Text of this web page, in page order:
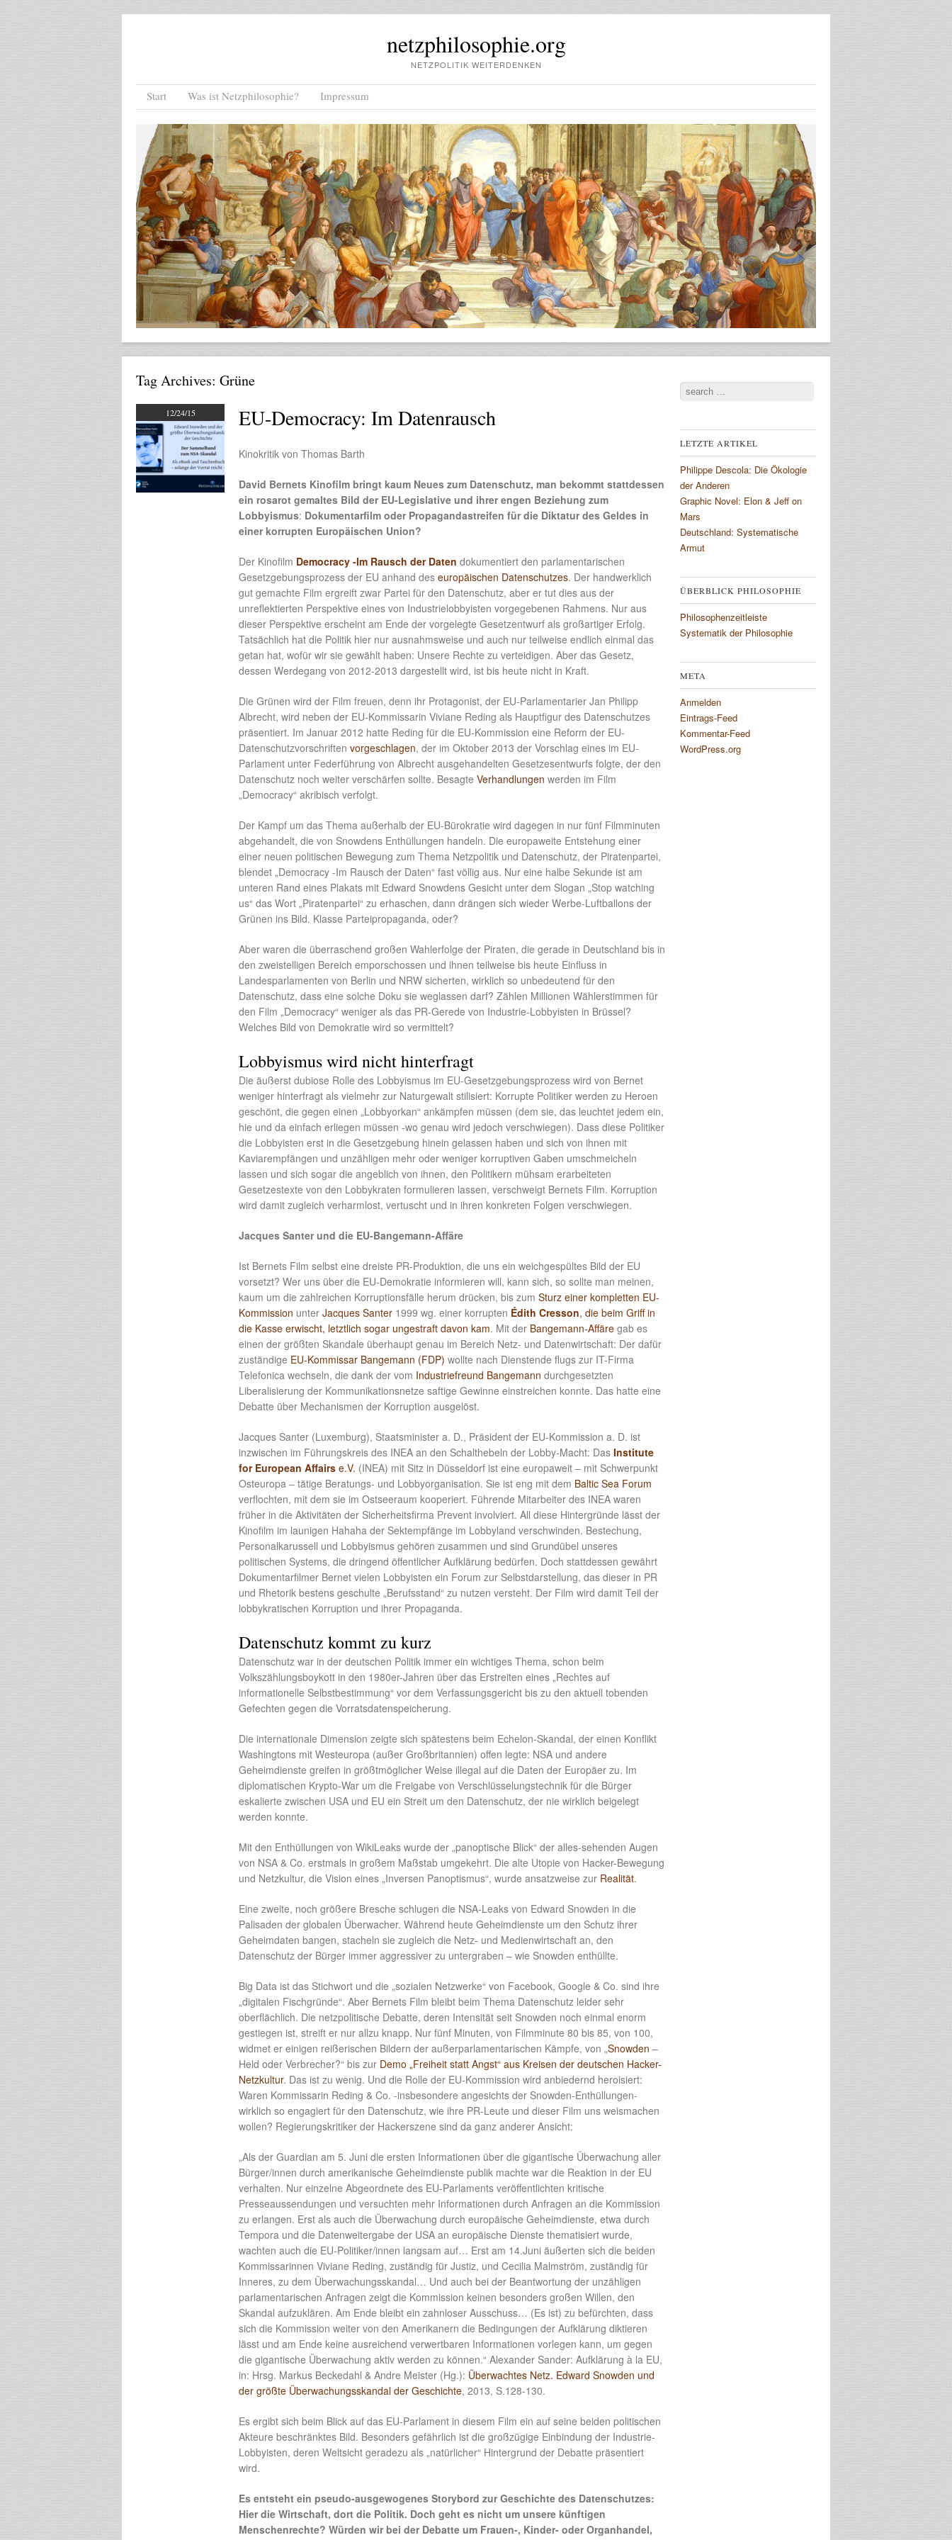
netzphilosophie.org
NETZPOLITIK WEITERDENKEN
Menu
Skip to content
Start Was ist Netzphilosophie? Impressum
Tag Archives: Grüne
12/24/15 EU-Democracy: Im Datenrausch
Kinokritik von Thomas Barth
David Bernets Kinofilm bringt kaum Neues zum Datenschutz, man bekommt stattdessen
ein rosarot gemaltes Bild der EU-Legislative und ihrer engen Beziehung zum
Lobbyismus: Dokumentarfilm oder Propagandastreifen für die Diktatur des Geldes in
einer korrupten Europäischen Union?
Der Kinofilm Democracy -Im Rausch der Daten dokumentiert den parlamentarischen
Gesetzgebungsprozess der EU anhand des europäischen Datenschutzes. Der handwerklich
gut gemachte Film ergreift zwar Partei für den Datenschutz, aber er tut dies aus der
unreflektierten Perspektive eines von Industrielobbyisten vorgegebenen Rahmens. Nur aus
dieser Perspektive erscheint am Ende der vorgelegte Gesetzentwurf als großartiger Erfolg.
Tatsächlich hat die Politik hier nur ausnahmsweise und auch nur teilweise endlich einmal das
getan hat, wofür wir sie gewählt haben: Unsere Rechte zu verteidigen. Aber das Gesetz,
dessen Werdegang von 2012-2013 dargestellt wird, ist bis heute nicht in Kraft.
Die Grünen wird der Film freuen, denn ihr Protagonist, der EU-Parlamentarier Jan Philipp
Albrecht, wird neben der EU-Kommissarin Viviane Reding als Hauptfigur des Datenschutzes
präsentiert. Im Januar 2012 hatte Reding für die EU-Kommission eine Reform der EU-
Datenschutzvorschriften vorgeschlagen, der im Oktober 2013 der Vorschlag eines im EU-
Parlament unter Federführung von Albrecht ausgehandelten Gesetzesentwurfs folgte, der den
Datenschutz noch weiter verschärfen sollte. Besagte Verhandlungen werden im Film
„Democracy“ akribisch verfolgt.
Der Kampf um das Thema außerhalb der EU-Bürokratie wird dagegen in nur fünf Filmminuten
abgehandelt, die von Snowdens Enthüllungen handeln. Die europaweite Entstehung einer
einer neuen politischen Bewegung zum Thema Netzpolitik und Datenschutz, der Piratenpartei,
blendet „Democracy -Im Rausch der Daten“ fast völlig aus. Nur eine halbe Sekunde ist am
unteren Rand eines Plakats mit Edward Snowdens Gesicht unter dem Slogan „Stop watching
us“ das Wort „Piratenpartei“ zu erhaschen, dann drängen sich wieder Werbe-Luftballons der
Grünen ins Bild. Klasse Parteipropaganda, oder?
Aber waren die überraschend großen Wahlerfolge der Piraten, die gerade in Deutschland bis in
den zweistelligen Bereich emporschossen und ihnen teilweise bis heute Einfluss in
Landesparlamenten von Berlin und NRW sicherten, wirklich so unbedeutend für den
Datenschutz, dass eine solche Doku sie weglassen darf? Zählen Millionen Wählerstimmen für
den Film „Democracy“ weniger als das PR-Gerede von Industrie-Lobbyisten in Brüssel?
Welches Bild von Demokratie wird so vermittelt?
Lobbyismus wird nicht hinterfragt
Die äußerst dubiose Rolle des Lobbyismus im EU-Gesetzgebungsprozess wird von Bernet
weniger hinterfragt als vielmehr zur Naturgewalt stilisiert: Korrupte Politiker werden zu Heroen
geschönt, die gegen einen „Lobbyorkan“ ankämpfen müssen (dem sie, das leuchtet jedem ein,
hie und da einfach erliegen müssen -wo genau wird jedoch verschwiegen). Dass diese Politiker
die Lobbyisten erst in die Gesetzgebung hinein gelassen haben und sich von ihnen mit
Kaviarempfängen und unzähligen mehr oder weniger korruptiven Gaben umschmeicheln
lassen und sich sogar die angeblich von ihnen, den Politikern mühsam erarbeiteten
Gesetzestexte von den Lobbykraten formulieren lassen, verschweigt Bernets Film. Korruption
wird damit zugleich verharmlost, vertuscht und in ihren konkreten Folgen verschwiegen.
Jacques Santer und die EU-Bangemann-Affäre
Ist Bernets Film selbst eine dreiste PR-Produktion, die uns ein weichgespültes Bild der EU
vorsetzt? Wer uns über die EU-Demokratie informieren will, kann sich, so sollte man meinen,
kaum um die zahlreichen Korruptionsfälle herum drücken, bis zum Sturz einer kompletten EU-
Kommission unter Jacques Santer 1999 wg. einer korrupten Édith Cresson, die beim Griff in
die Kasse erwischt, letztlich sogar ungestraft davon kam. Mit der Bangemann-Affäre gab es
einen der größten Skandale überhaupt genau im Bereich Netz- und Datenwirtschaft: Der dafür
zuständige EU-Kommissar Bangemann (FDP) wollte nach Dienstende flugs zur IT-Firma
Telefonica wechseln, die dank der vom Industriefreund Bangemann durchgesetzten
Liberalisierung der Kommunikationsnetze saftige Gewinne einstreichen konnte. Das hatte eine
Debatte über Mechanismen der Korruption ausgelöst.
Jacques Santer (Luxemburg), Staatsminister a. D., Präsident der EU-Kommission a. D. ist
inzwischen im Führungskreis des INEA an den Schalthebeln der Lobby-Macht: Das Institute
for European Affairs e.V. (INEA) mit Sitz in Düsseldorf ist eine europaweit – mit Schwerpunkt
Osteuropa – tätige Beratungs- und Lobbyorganisation. Sie ist eng mit dem Baltic Sea Forum
verflochten, mit dem sie im Ostseeraum kooperiert. Führende Mitarbeiter des INEA waren
früher in die Aktivitäten der Sicherheitsfirma Prevent involviert. All diese Hintergründe lässt der
Kinofilm im launigen Hahaha der Sektempfänge im Lobbyland verschwinden. Bestechung,
Personalkarussell und Lobbyismus gehören zusammen und sind Grundübel unseres
politischen Systems, die dringend öffentlicher Aufklärung bedürfen. Doch stattdessen gewährt
Dokumentarfilmer Bernet vielen Lobbyisten ein Forum zur Selbstdarstellung, das dieser in PR
und Rhetorik bestens geschulte „Berufsstand“ zu nutzen versteht. Der Film wird damit Teil der
lobbykratischen Korruption und ihrer Propaganda.
Datenschutz kommt zu kurz
Datenschutz war in der deutschen Politik immer ein wichtiges Thema, schon beim
Volkszählungsboykott in den 1980er-Jahren über das Erstreiten eines „Rechtes auf
informationelle Selbstbestimmung“ vor dem Verfassungsgericht bis zu den aktuell tobenden
Gefechten gegen die Vorratsdatenspeicherung.
Die internationale Dimension zeigte sich spätestens beim Echelon-Skandal, der einen Konflikt
Washingtons mit Westeuropa (außer Großbritannien) offen legte: NSA und andere
Geheimdienste greifen in größtmöglicher Weise illegal auf die Daten der Europäer zu. Im
diplomatischen Krypto-War um die Freigabe von Verschlüsselungstechnik für die Bürger
eskalierte zwischen USA und EU ein Streit um den Datenschutz, der nie wirklich beigelegt
werden konnte.
Mit den Enthüllungen von WikiLeaks wurde der „panoptische Blick“ der alles-sehenden Augen
von NSA & Co. erstmals in großem Maßstab umgekehrt. Die alte Utopie von Hacker-Bewegung
und Netzkultur, die Vision eines „Inversen Panoptismus“, wurde ansatzweise zur Realität.
Eine zweite, noch größere Bresche schlugen die NSA-Leaks von Edward Snowden in die
Palisaden der globalen Überwacher. Während heute Geheimdienste um den Schutz ihrer
Geheimdaten bangen, stacheln sie zugleich die Netz- und Medienwirtschaft an, den
Datenschutz der Bürger immer aggressiver zu untergraben – wie Snowden enthüllte.
Big Data ist das Stichwort und die „sozialen Netzwerke“ von Facebook, Google & Co. sind ihre
„digitalen Fischgründe“. Aber Bernets Film bleibt beim Thema Datenschutz leider sehr
oberflächlich. Die netzpolitische Debatte, deren Intensität seit Snowden noch einmal enorm
gestiegen ist, streift er nur allzu knapp. Nur fünf Minuten, von Filmminute 80 bis 85, von 100,
widmet er einigen reißerischen Bildern der außerparlamentarischen Kämpfe, von „Snowden –
Held oder Verbrecher?“ bis zur Demo „Freiheit statt Angst“ aus Kreisen der deutschen Hacker-
Netzkultur. Das ist zu wenig. Und die Rolle der EU-Kommission wird anbiedernd heroisiert:
Waren Kommissarin Reding & Co. -insbesondere angesichts der Snowden-Enthüllungen-
wirklich so engagiert für den Datenschutz, wie ihre PR-Leute und dieser Film uns weismachen
wollen? Regierungskritiker der Hackerszene sind da ganz anderer Ansicht:
„Als der Guardian am 5. Juni die ersten Informationen über die gigantische Überwachung aller
Bürger/innen durch amerikanische Geheimdienste publik machte war die Reaktion in der EU
verhalten. Nur einzelne Abgeordnete des EU-Parlaments veröffentlichten kritische
Presseaussendungen und versuchten mehr Informationen durch Anfragen an die Kommission
zu erlangen. Erst als auch die Überwachung durch europäische Geheimdienste, etwa durch
Tempora und die Datenweitergabe der USA an europäische Dienste thematisiert wurde,
wachten auch die EU-Politiker/innen langsam auf… Erst am 14.Juni äußerten sich die beiden
Kommissarinnen Viviane Reding, zuständig für Justiz, und Cecilia Malmström, zuständig für
Inneres, zu dem Überwachungsskandal… Und auch bei der Beantwortung der unzähligen
parlamentarischen Anfragen zeigt die Kommission keinen besonders großen Willen, den
Skandal aufzuklären. Am Ende bleibt ein zahnloser Ausschuss… (Es ist) zu befürchten, dass
sich die Kommission weiter von den Amerikanern die Bedingungen der Aufklärung diktieren
lässt und am Ende keine ausreichend verwertbaren Informationen vorlegen kann, um gegen
die gigantische Überwachung aktiv werden zu können.“ Alexander Sander: Aufklärung à la EU,
in: Hrsg. Markus Beckedahl & Andre Meister (Hg.): Überwachtes Netz. Edward Snowden und
der größte Überwachungsskandal der Geschichte, 2013, S.128-130.
Es ergibt sich beim Blick auf das EU-Parlament in diesem Film ein auf seine beiden politischen
Akteure beschränktes Bild. Besonders gefährlich ist die großzügige Einbindung der Industrie-
Lobbyisten, deren Weltsicht geradezu als „natürlicher“ Hintergrund der Debatte präsentiert
wird.
Es entsteht ein pseudo-ausgewogenes Storybord zur Geschichte des Datenschutzes:
Hier die Wirtschaft, dort die Politik. Doch geht es nicht um unsere künftigen
Menschenrechte? Würden wir bei der Debatte um Frauen-, Kinder- oder Organhandel,
Search
LETZTE ARTIKEL
Philippe Descola: Die Ökologie
der Anderen
Graphic Novel: Elon & Jeff on
Mars
Deutschland: Systematische
Armut
ÜBERBLICK PHILOSOPHIE
Philosophenzeitleiste
Systematik der Philosophie
META
Anmelden
Eintrags-Feed
Kommentar-Feed
WordPress.org